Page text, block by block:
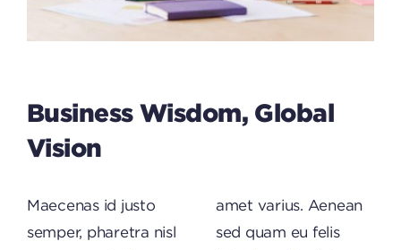
Business Wisdom, Global
Vision
Maecenas id justo
semper, pharetra nisl
amet varius. Aenean
sed quam eu felis